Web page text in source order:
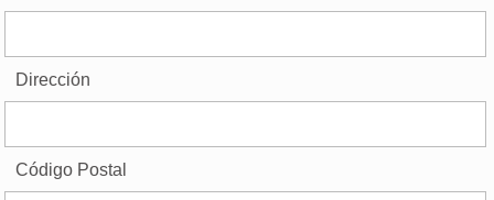
Dirección
Código Postal